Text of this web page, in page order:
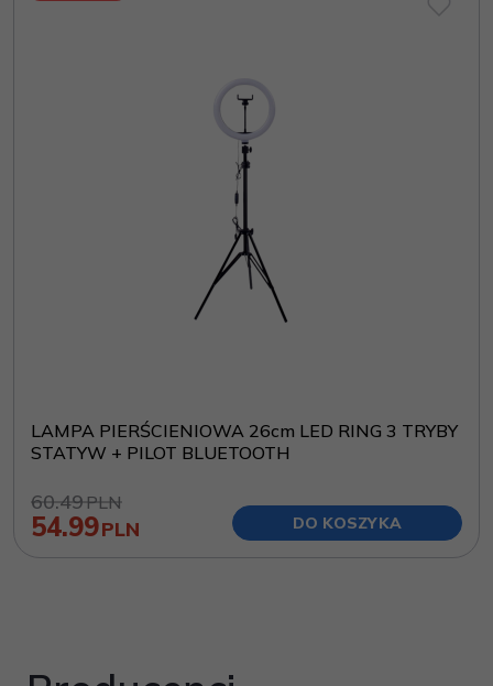
LAMPA PIERŚCIENIOWA 26cm LED RING 3 TRYBY
STATYW + PILOT BLUETOOTH
60.49PLN
54.99PLN DO KOSZYKA